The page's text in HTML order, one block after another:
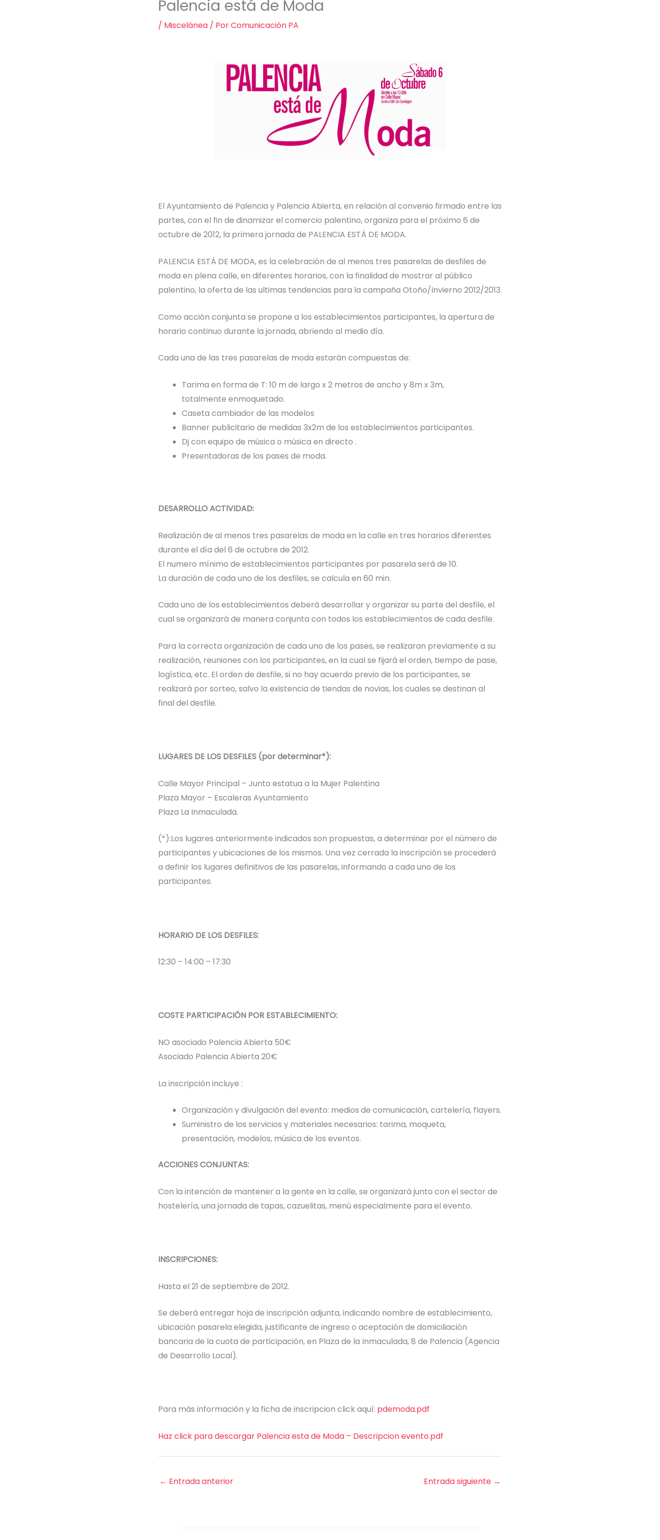
Palencia está de Moda
/ Miscelánea / PorComunicación PA
El Ayuntamiento de Palencia y Palencia Abierta, en relación al convenio firmado entre las
partes, con el fin de dinamizar el comercio palentino, organiza para el próximo 6 de
octubre de 2012, la primera jornada de PALENCIA ESTÁ DE MODA.
PALENCIA ESTÁ DE MODA, es la celebración de al menos tres pasarelas de desfiles de
moda en plena calle, en diferentes horarios, con la finalidad de mostrar al público
palentino, la oferta de las ultimas tendencias para la campaña Otoño/Invierno 2012/2013.
Como acción conjunta se propone a los establecimientos participantes, la apertura de
horario continuo durante la jornada, abriendo al medio día.
Cada una de las tres pasarelas de moda estarán compuestas de:
Tarima en forma de T: 10 m de largo x 2 metros de ancho y 8m x 3m,
totalmente enmoquetado.
Caseta cambiador de las modelos
Banner publicitario de medidas 3x2m de los establecimientos participantes.
Dj con equipo de música o música en directo .
Presentadoras de los pases de moda.
DESARROLLO ACTIVIDAD:
Realización de al menos tres pasarelas de moda en la calle en tres horarios diferentes
durante el día del 6 de octubre de 2012.
El numero mínimo de establecimientos participantes por pasarela será de 10.
La duración de cada uno de los desfiles, se calcula en 60 min.
Cada uno de los establecimientos deberá desarrollar y organizar su parte del desfile, el
cual se organizará de manera conjunta con todos los establecimientos de cada desfile.
Para la correcta organización de cada uno de los pases, se realizaran previamente a su
realización, reuniones con los participantes, en la cual se fijará el orden, tiempo de pase,
logística, etc. El orden de desfile, si no hay acuerdo previo de los participantes, se
realizará por sorteo, salvo la existencia de tiendas de novias, los cuales se destinan al
final del desfile.
LUGARES DE LOS DESFILES (por determinar*):
Calle Mayor Principal – Junto estatua a la Mujer Palentina
Plaza Mayor – Escaleras Ayuntamiento
Plaza La Inmaculada.
(*):Los lugares anteriormente indicados son propuestas, a determinar por el número de
participantes y ubicaciones de los mismos. Una vez cerrada la inscripción se procederá
a definir los lugares definitivos de las pasarelas, informando a cada uno de los
participantes.
HORARIO DE LOS DESFILES:
12:30 – 14:00 – 17:30
COSTE PARTICIPACIÓN POR ESTABLECIMIENTO:
NO asociado Palencia Abierta 50€
Asociado Palencia Abierta 20€
La inscripción incluye :
Organización y divulgación del evento: medios de comunicación, cartelería, flayers.
Suministro de los servicios y materiales necesarios: tarima, moqueta,
presentación, modelos, música de los eventos.
ACCIONES CONJUNTAS:
Con la intención de mantener a la gente en la calle, se organizará junto con el sector de
hostelería, una jornada de tapas, cazuelitas, menú especialmente para el evento.
INSCRIPCIONES:
Hasta el 21 de septiembre de 2012.
Se deberá entregar hoja de inscripción adjunta, indicando nombre de establecimiento,
ubicación pasarela elegida, justificante de ingreso o aceptación de domiciliación
bancaria de la cuota de participación, en Plaza de la Inmaculada, 8 de Palencia (Agencia
de Desarrollo Local).
Para más información y la ficha de inscripcion click aquí: pdemoda.pdf
Haz click para descargar Palencia esta de Moda – Descripcion evento.pdf
← Entrada anterior Entrada siguiente →